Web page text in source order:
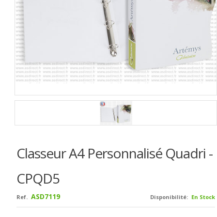
Classeur A4 Personnalisé Quadri -
CPQD5
Disponibilité: En Stock
Ref. ASD7119